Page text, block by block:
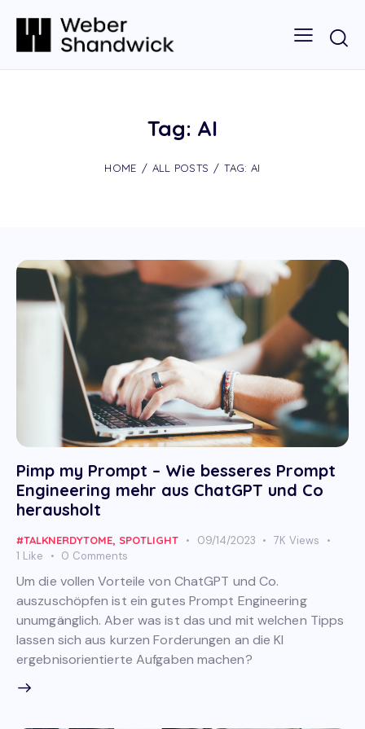
Tag: AI
HOME ALL POSTS TAG: AI
Pimp my Prompt – Wie besseres Prompt
Engineering mehr aus ChatGPT und Co
herausholt
#TALKNERDYTOME, SPOTLIGHT 09/14/2023 7K Views
1 Like 0 Comments
Um die vollen Vorteile von ChatGPT und Co.
auszuschöpfen ist ein gutes Prompt Engineering
unumgänglich. Aber was ist das und mit welchen Tipps
lassen sich aus kurzen Forderungen an die KI
ergebnisorientierte Aufgaben machen?